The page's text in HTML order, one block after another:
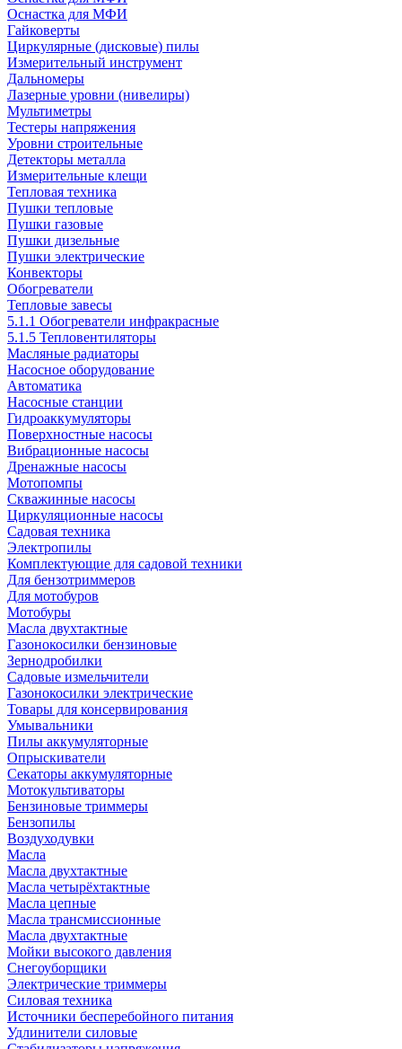
Оснастка для МФИ
Гайковерты
Циркулярные (дисковые) пилы
Измерительный инструмент
Дальномеры
Лазерные уровни (нивелиры)
Мультиметры
Тестеры напряжения
Уровни строительные
Детекторы металла
Измерительные клещи
Тепловая техника
Пушки тепловые
Пушки газовые
Пушки дизельные
Пушки электрические
Конвекторы
Обогреватели
Тепловые завесы
5.1.1 Обогреватели инфракрасные
5.1.5 Тепловентиляторы
Масляные радиаторы
Насосное оборудование
Автоматика
Насосные станции
Гидроаккумуляторы
Поверхностные насосы
Вибрационные насосы
Дренажные насосы
Мотопомпы
Скважинные насосы
Циркуляционные насосы
Садовая техника
Электропилы
Комплектующие для садовой техники
Для бензотриммеров
Для мотобуров
Мотобуры
Масла двухтактные
Газонокосилки бензиновые
Зернодробилки
Садовые измельчители
Газонокосилки электрические
Товары для консервирования
Умывальники
Пилы аккумуляторные
Опрыскиватели
Секаторы аккумуляторные
Мотокультиваторы
Бензиновые триммеры
Бензопилы
Воздуходувки
Масла
Масла двухтактные
Масла четырёхтактные
Масла цепные
Масла трансмиссионные
Масла двухтактные
Мойки высокого давления
Снегоуборщики
Электрические триммеры
Силовая техника
Источники бесперебойного питания
Удлинители силовые